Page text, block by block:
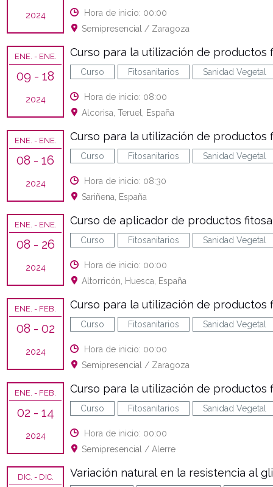
2024
Hora de inicio: 00:00
Semipresencial / Zaragoza
ENE. - ENE.
09 - 18
2024
Curso para la utilización de productos
Curso Fitosanitarios Sanidad Vegetal
Hora de inicio: 08:00
Alcorisa, Teruel, España
ENE. - ENE.
08 - 16
2024
Curso para la utilización de productos
Curso Fitosanitarios Sanidad Vegetal
Hora de inicio: 08:30
Sariñena, España
ENE. - ENE.
08 - 26
2024
Curso de aplicador de productos
Curso Fitosanitarios Sanidad Vegetal
Hora de inicio: 00:00
Altorricón, Huesca, España
ENE. - FEB.
08 - 02
2024
Curso para la utilización de productos
Curso Fitosanitarios Sanidad Vegetal
Hora de inicio: 00:00
Semipresencial / Zaragoza
ENE. - FEB.
02 - 14
2024
Curso para la utilización de productos
Curso Fitosanitarios Sanidad Vegetal
Hora de inicio: 00:00
Semipresencial / Alerre
DIC. - DIC. Variación natural en la resistencia al